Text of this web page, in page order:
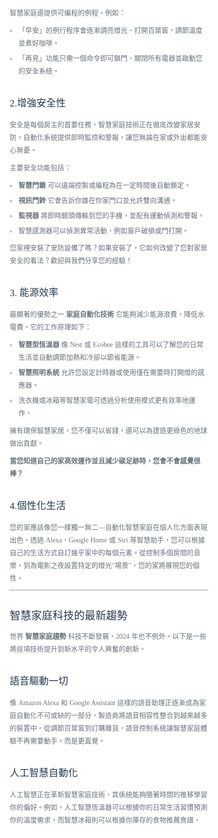
智慧家庭還提供可編程的例程。例如：
「早安」的例行程序會逐漸調亮燈光、打開百葉窗、調節溫度
並煮好咖啡。
「再見」功能只需一個命令即可鎖門、關閉所有電器並啟動您
的安全系統。
2.增強安全性
安全是每個房主的首要任務，智慧家庭技術正在徹底改變家居安
防。自動化系統提供即時監控和警報，讓您無論在家或外出都能安
心無憂。
主要安全功能包括：
智慧門鎖 可以遠端控製或編程為在一定時間後自動鎖定。
視訊門鈴 它會告訴你誰在你家門口並允許雙向溝通。
監視器 將即時鏡頭傳輸到您的手機，並配有運動偵測和警報。
智慧感測器可以偵測異常活動，例如窗戶破損或門打開。
您家裡安裝了安防設備了嗎？如果安裝了，它如何改變了您對家居
安全的看法？歡迎與我們分享您的經驗！
3. 能源效率
最顯著的優勢之一 家庭自動化技術 它能夠減少能源浪費，降低水
電費。它的工作原理如下：
智慧型恆溫器 像 Nest 或 Ecobee 這樣的工具可以了解您的日常
生活並自動調節加熱和冷卻以節省能源。
智慧照明系統 允許您設定計時器或使用僅在需要時打開燈的感
應器。
洗衣機或冰箱等智慧家電可透過分析使用模式更有效率地運
作。
擁有環保智慧家居，您不僅可以省錢，還可以為建造更綠色的地球
做出貢獻。
當您知道自己的家高效運作並且減少碳足跡時，您會不會感覺很
棒？
4.個性化生活
您的家應該像您一樣獨一無二—自動化智慧家庭在個人化方面表現
出色。透過 Alexa、Google Home 或 Siri 等智慧助手，您可以根據
自己的生活方式自訂幾乎家中的每個元素。從控制多個房間的音
樂，到為電影之夜設置特定的燈光“場景”，您的家將展現您的個
性。
智慧家庭科技的最新趨勢
世界 智慧家庭趨勢 科技不斷發展，2024 年也不例外。以下是一些
將這項技術提升到新水平的令人興奮的創新。
語音驅動一切
像 Amazon Alexa 和 Google Assistant 這樣的語音助理正逐漸成為家
庭自動化不可或缺的一部分，製造商將語音相容性整合到越來越多
的裝置中。從調節百葉窗到訂購雜貨，語音控制系統讓智慧家庭體
驗不再需要動手，而是更直覺。
人工智慧自動化
人工智慧正在革新智慧家庭技術，其係統能夠隨著時間的推移學習
你的偏好。例如，人工智慧恆溫器可以根據你的日常生活習慣預測
你的溫度需求，而智慧冰箱則可以根據你庫存的食物推薦食譜。